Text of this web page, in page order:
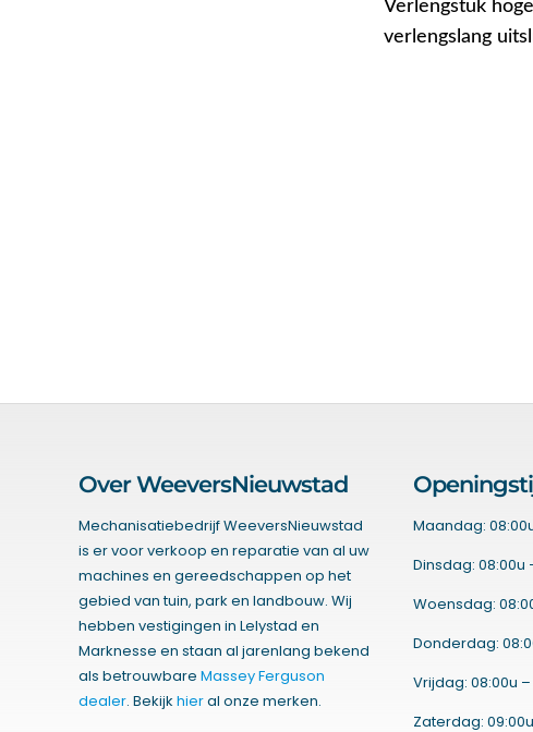
Verlengstuk
verlengslang
Over WeeversNieuwstad
Mechanisatiebedrijf WeeversNieuwstad
is er voor verkoop en reparatie van al uw
machines en gereedschappen op het
gebied van tuin, park en landbouw. Wij
hebben vestigingen in Lelystad en
Marknesse en staan al jarenlang bekend
als betrouwbare Massey Ferguson
dealer. Bekijkhieral onze merken.
Maandag:
Dinsdag: 08:00u
Woensdag:
Donderdag:
Vrijdag: 08:00u –
Zaterdag: